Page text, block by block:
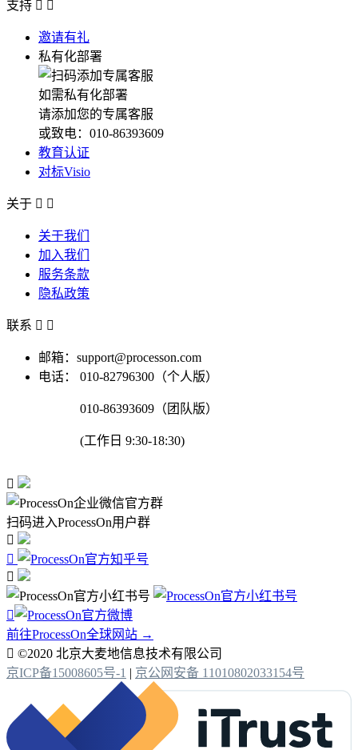
支持  
邀请有礼
私有化部署
如需私有化部署
请添加您的专属客服
或致电：010-86393609
教育认证
对标Visio
关于  
关于我们
加入我们
服务条款
隐私政策
联系  
邮箱：support@processon.com
电话：
010-82796300（个人版）
010-86393609（团队版）
(工作日 9:30-18:30)

扫码进入ProcessOn用户群




前往ProcessOn全球网站 →
 ©2020 北京大麦地信息技术有限公司
京ICP备15008605号-1 | 京公网安备 11010802033154号